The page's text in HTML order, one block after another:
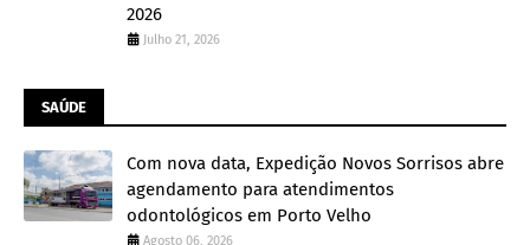
2026
Julho 21, 2026
SAÚDE
Com nova data, Expedição Novos Sorrisos abre
agendamento para atendimentos
odontológicos em Porto Velho
Agosto 06, 2026